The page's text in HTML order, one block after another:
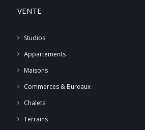
VENTE
Studios
Appartements
Maisons
Commerces & Bureaux
Chalets
Terrains